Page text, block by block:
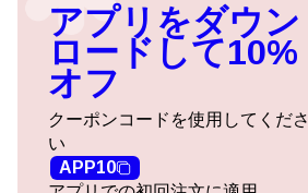
アプリをダウン
ロードして10%
オフ
クーポンコードを使用してくださ
い
APP10